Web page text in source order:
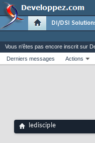
DI/DSI
Vous n'êtes pas encore inscrit sur
Derniers messages
Actions
ledisciple